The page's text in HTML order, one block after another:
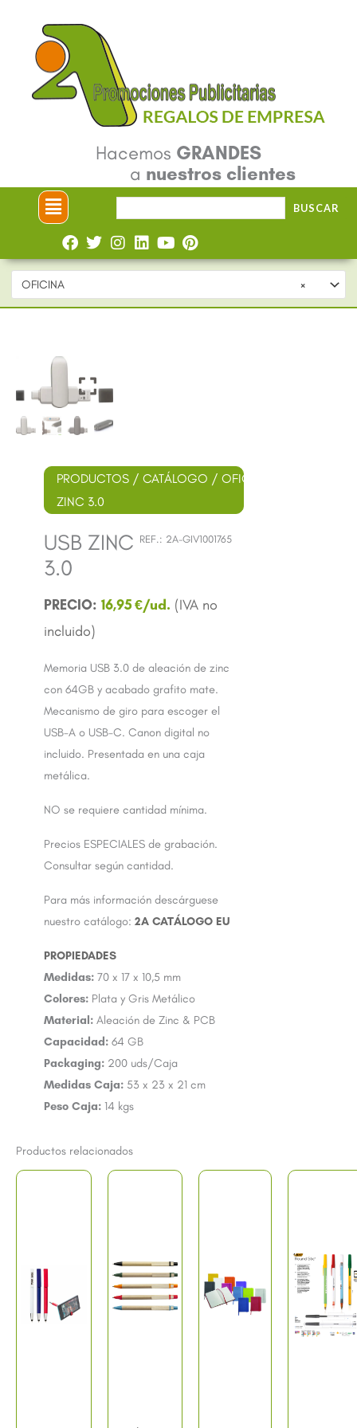
contenido
Hacemos GRANDES
a nuestros clientes
Menú BUSCAR
×
OFICINA
PRODUCTOS / CATÁLOGO / OFICINA
ZINC 3.0
REF.: 2A-GIV1001765
USB ZINC
3.0
16,95€
Memoria USB 3.0 de aleación de zinc
con 64GB y acabado grafito mate.
Mecanismo de giro para escoger el
USB-A o USB-C. Canon digital no
incluido. Presentada en una caja
metálica.
NO se requiere cantidad mínima.
Precios ESPECIALES de grabación.
Consultar según cantidad.
Para más información descárguese
nuestro catálogo: 2A CATÁLOGO EU
Medidas: 70 x 17 x 10,5 mm
Colores: Plata y Gris Metálico
Material: Aleación de Zinc & PCB
Capacidad: 64 GB
Packaging: 200 uds/Caja
Medidas Caja: 53 x 23 x 21 cm
Peso Caja: 14 kgs
Productos relacionados